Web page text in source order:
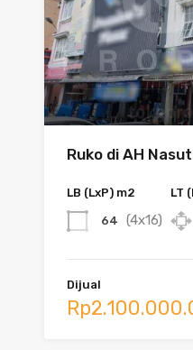
Ruko di AH
LB (LxP) m2
64 (4x16)
LT
Dijual